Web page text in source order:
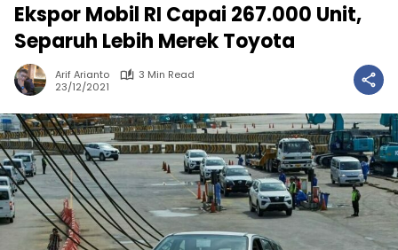
Ekspor Mobil RI Capai 267.000 Unit,
Separuh Lebih Merek Toyota
Arif Arianto
3 Min Read
23/12/2021